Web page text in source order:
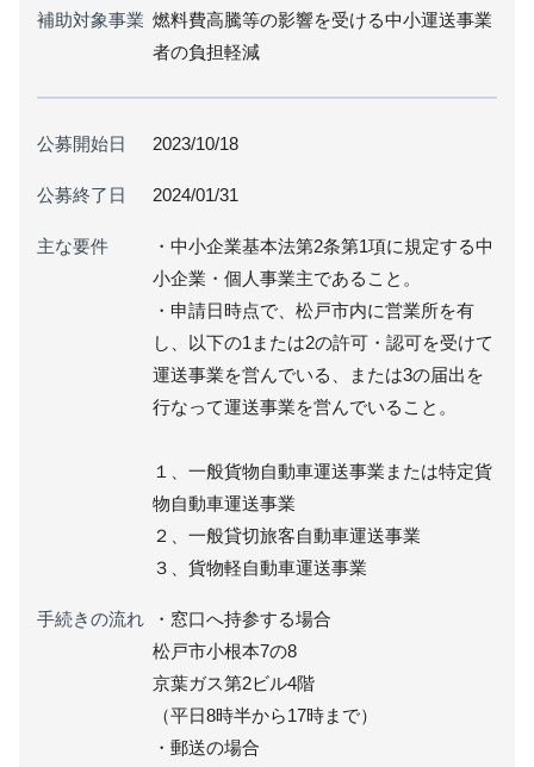
補助対象事業 燃料費高騰等の影響を受ける中小運送事業
者の負担軽減
公募開始日 2023/10/18
公募終了日 2024/01/31
主な要件
・中小企業基本法第2条第1項に規定する中
小企業・個人事業主であること。
・申請日時点で、松戸市内に営業所を有
し、以下の1または2の許可・認可を受けて
運送事業を営んでいる、または3の届出を
行なって運送事業を営んでいること。
１、一般貨物自動車運送事業または特定貨
物自動車運送事業
２、一般貸切旅客自動車運送事業
３、貨物軽自動車運送事業
手続きの流れ
・窓口へ持参する場合
松戸市小根本7の8
京葉ガス第2ビル4階
（平日8時半から17時まで）
・郵送の場合